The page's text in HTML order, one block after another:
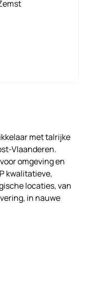
met talrijke
Vlaanderen.
omgeving en
kwalitatieve,
locaties, van
in nauwe